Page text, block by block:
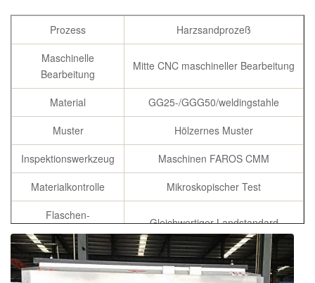
Prozess
Harzsandprozeß
Maschinelle
Bearbeitung
Mitte CNC maschineller Bearbeitung
Material
GG25-/GGG50/weldingstahle
Muster
Hölzernes Muster
Inspektionswerkzeug
Maschinen FAROS CMM
Materialkontrolle
Mikroskopischer Test
Flaschen-
Gießmaterial
Gleichwertiger Landstandard
Chemicial-
Zusammensetzung
C, Si, Mangan, P, S, Cu